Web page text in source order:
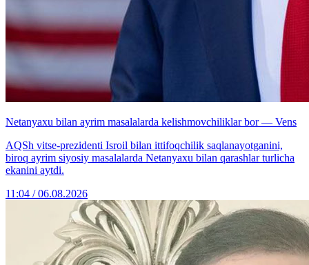
Netanyaxu bilan ayrim masalalarda kelishmovchiliklar bor — Vens
AQSh vitse-prezidenti Isroil bilan ittifoqchilik saqlanayotganini,
biroq ayrim siyosiy masalalarda Netanyaxu bilan qarashlar turlicha
ekanini aytdi.
11:04 / 06.08.2026